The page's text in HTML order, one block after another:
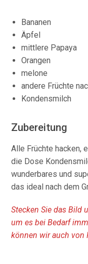
Bananen
Äpfel
mittlere Papaya
Orangen
melone
andere Früchte
Kondensmilch
Zubereitung
Alle Früchte hacken,
die Dose
wunderbares und
das ideal nach dem
Stecken Sie das Bild
um es bei Bedarf
können wir auch von